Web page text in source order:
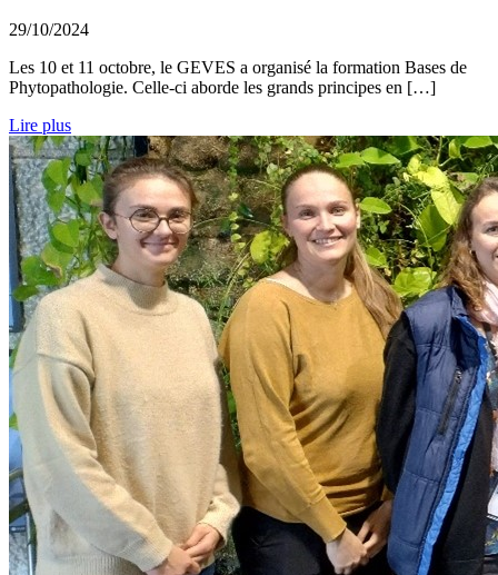
29/10/2024
Les 10 et 11 octobre, le GEVES a organisé la formation Bases de
Phytopathologie. Celle-ci aborde les grands principes en […]
Lire plus